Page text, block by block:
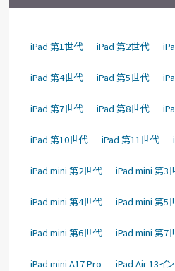
iPad 第1世代 iPad 第2世代
iPad 第4世代 iPad 第5世代
iPad 第7世代 iPad 第8世代
iPad 第10世代 iPad 第11世代
iPad mini 第2世代 iPad mini 第3
iPad mini 第4世代 iPad mini 第5
iPad mini 第6世代 iPad mini 第7
iPad mini A17 Pro iPad Air 13イ